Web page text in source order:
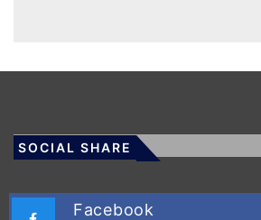
SOCIAL SHARE
Facebook